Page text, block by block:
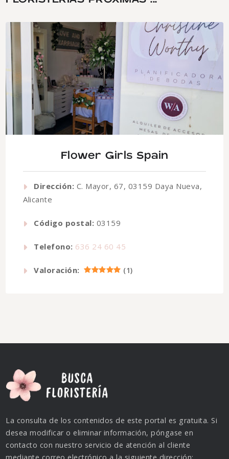
Flower Girls Spain
Dirección: C. Mayor, 67, 03159 Daya Nueva,
Alicante
Código postal: 03159
Telefono: 636 24 60 45
Valoración: (1)
La consulta de los contenidos de este portal es gratuita. Si
desea modificar o eliminar información, póngase en
contacto con nuestro servicio de atención al cliente